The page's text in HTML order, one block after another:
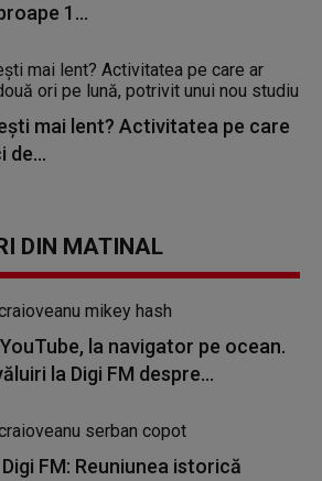
1...
mai lent? Activitatea pe care
de...
DIN MATINAL
la navigator pe ocean.
la Digi FM despre...
FM: Reuniunea istorică